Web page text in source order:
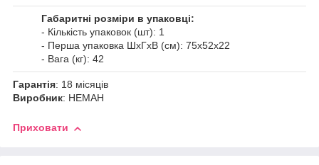
Габаритні розміри в упаковці:
- Кількість упаковок (шт): 1
- Перша упаковка ШхГхВ (см): 75х52х22
- Вага (кг): 42
Гарантія: 18 місяців
Виробник: НЕМАН
Приховати